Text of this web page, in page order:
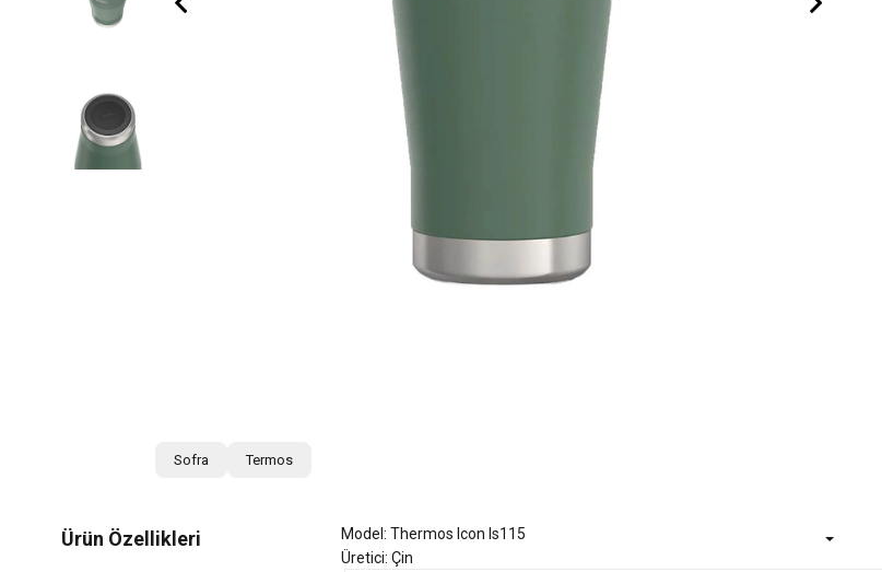
Sofra Termos
Ürün Özellikleri
Model: Thermos Icon Is115
Üretici: Çin